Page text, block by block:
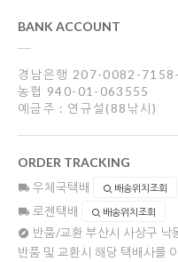
BANK ACCOUNT
경남은행 207-0082-
농협 940-01-063555
예금주 : 연규설(88낚시)
ORDER TRACKING
우체국택배 배송위치조회
로젠택배 배송위치조회
반품/교환 부산시 사상구
반품 및 교환시 해당 택배사를